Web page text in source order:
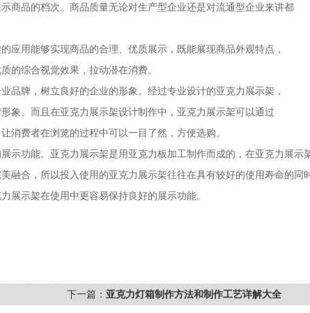
商品的档次。商品质量无论对生产型企业还是对流通型企业来讲都
应用能够实现商品的合理、优质展示，既能展现商品外观特点，
的综合视觉效果，拉动潜在消费。
品牌，树立良好的企业的形象。经过专业设计的亚克力展示架，
象。而且在亚克力展示架设计制作中，亚克力展示架可以通过
消费者在浏览的过程中可以一目了然，方便选购。
示功能。亚克力展示架是用亚克力板加工制作而成的，在亚克力展示
融合，所以投入使用的亚克力展示架往往在具有较好的使用寿命的同
展示架在使用中更容易保持良好的展示功能。
下一篇： 亚克力灯箱制作方法和制作工艺详解大全